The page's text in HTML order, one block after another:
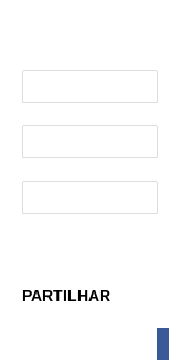
PARTILHAR